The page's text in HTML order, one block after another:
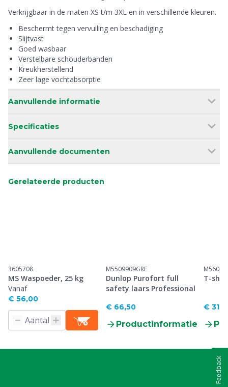
Verkrijgbaar in de maten XS t/m 3XL en in verschillende kleuren.
Beschermt tegen vervuiling en beschadiging
Slijtvast
Goed wasbaar
Verstelbare schouderbanden
Kreukherstellend
Zeer lage vochtabsorptie
Aanvullende informatie
Specificaties
Aanvullende documenten
Gerelateerde producten
3605708
MS Waspoeder, 25 kg
Vanaf
€ 56,00
M5509909GRE
Dunlop Purofort full
safety laars Professional
€ 66,50
Productinformatie
T-
€
Feedback